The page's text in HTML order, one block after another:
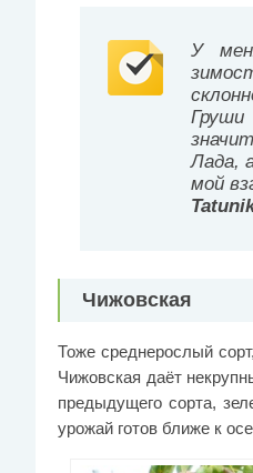
У
Лада,
мой
Чижовская
Тоже среднерослый
Чижовская даёт
предыдущего сорта,
урожай готов ближе к